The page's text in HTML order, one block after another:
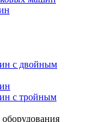
с двойным
с тройным